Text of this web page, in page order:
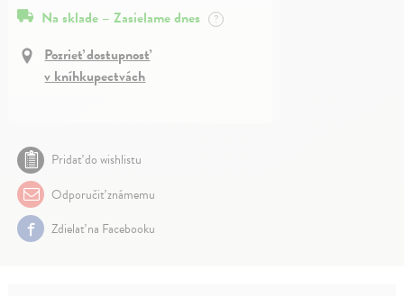
Na sklade – Zasielame dnes ?
Pozrieť dostupnosť
v kníhkupectvách
Pridať do wishlistu
Odporučiť známemu
Zdielať na Facebooku